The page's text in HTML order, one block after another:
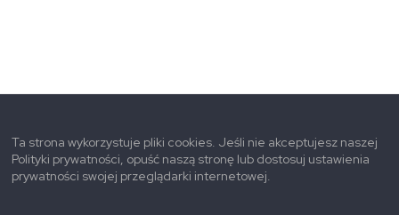
Ta strona wykorzystuje pliki cookies. Jeśli nie akceptujesz naszej
Polityki prywatności, opuść naszą stronę lub dostosuj ustawienia
prywatności swojej przeglądarki internetowej.